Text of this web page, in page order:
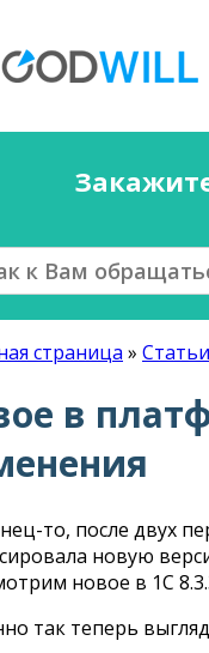
страница »
в
то, после двух
новую
новое в 1С
так теперь